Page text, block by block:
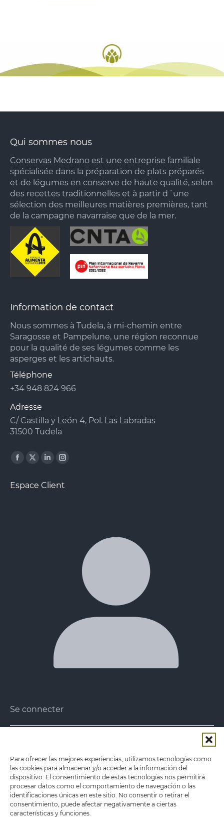
Para ofrecer las mejores experiencias, utilizamos tecnologías como
las cookies para almacenar y/o acceder a la información del
dispositivo. El consentimiento de estas tecnologías nos permitirá
procesar datos como el comportamiento de navegación o las
identificaciones únicas en este sitio. No consentir o retirar el
consentimiento, puede afectar negativamente a ciertas
características y funciones.
Qui sommes nous
Conservas Medrano est une entreprise familiale
spécialisée dans la préparation de plats préparés
et de légumes en conserve de haute qualité, selon
des recettes traditionnelles et à partir d´une
sélection des meilleures matières premières, tant
de la campagne navarraise que de la mer.
Information de contact
Nous sommes à Tudela, à mi-chemin entre
Saragosse et Pampelune, une région reconnue
pour la qualité de ses légumes comme les
asperges et les artichauts.
Téléphone
+34 948 824 966
Adresse
C/ Castilla y León 4, Pol. Las Labradas
31500 Tudela
Facebook
opens
X
opens
Linkedin
opens
Instagram
opens
Espace Client
Se connecter
des légumes conservés et des plats
préparéssains et de haute qualité , en privilégiant
de plus en plus les produits locaux.
Avis juridique